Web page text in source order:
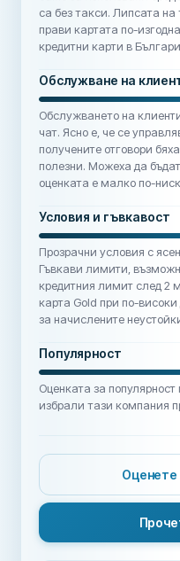
са без такси. Липсата
прави картата по-
кредитни карти в
Обслужване на
Обслужването на
чат. Ясно е, че се
получените отговори
полезни. Можеха да
оценката е малко по-
Условия и гъвкавост
Прозрачни условия с
Гъвкави лимити,
кредитния лимит след 2
карта Gold при по-
за начислените
Популярност
Оценката за популярност
избрали тази компания
Оценете